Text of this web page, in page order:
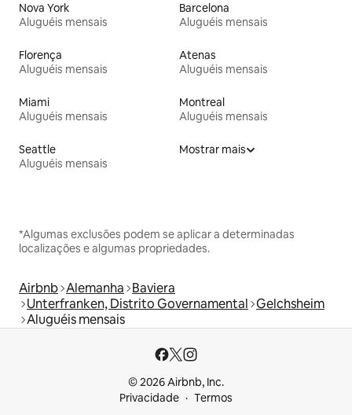
Nova York
Aluguéis mensais
Barcelona
Aluguéis mensais
Florença
Aluguéis mensais
Atenas
Aluguéis mensais
Miami
Aluguéis mensais
Montreal
Aluguéis mensais
Seattle
Aluguéis mensais
Mostrar mais
*Algumas exclusões podem se aplicar a determinadas
localizações e algumas propriedades.
Airbnb Alemanha Baviera
Unterfranken, Distrito Governamental Gelchsheim
Aluguéis mensais
© 2026 Airbnb, Inc.
Privacidade
Termos